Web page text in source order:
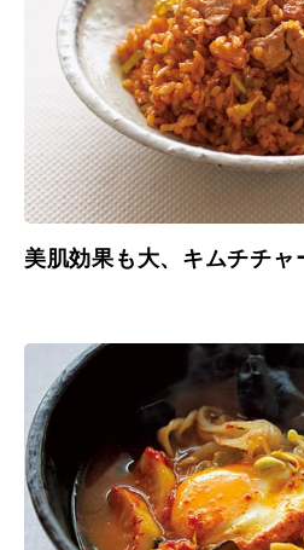
美肌効果も大、キムチチャ